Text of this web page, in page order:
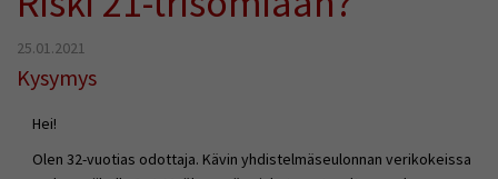
25.01.2021
Kysymys
Hei!
Olen 32-vuotias odottaja. Kävin yhdistelmäseulonnan verikokeissa